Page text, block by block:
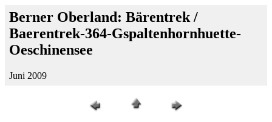
Berner Oberland: Bärentrek /
Baerentrek-364-Gspaltenhornhuette-
Oeschinensee
Juni 2009